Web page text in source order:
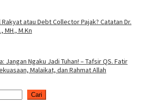
Rakyat atau Debt Collector Pajak? Catatan Dr.
MH., M.Kn
Jangan Ngaku Jadi Tuhan! – Tafsir QS. Fatir
Malaikat, dan Rahmat Allah
Cari